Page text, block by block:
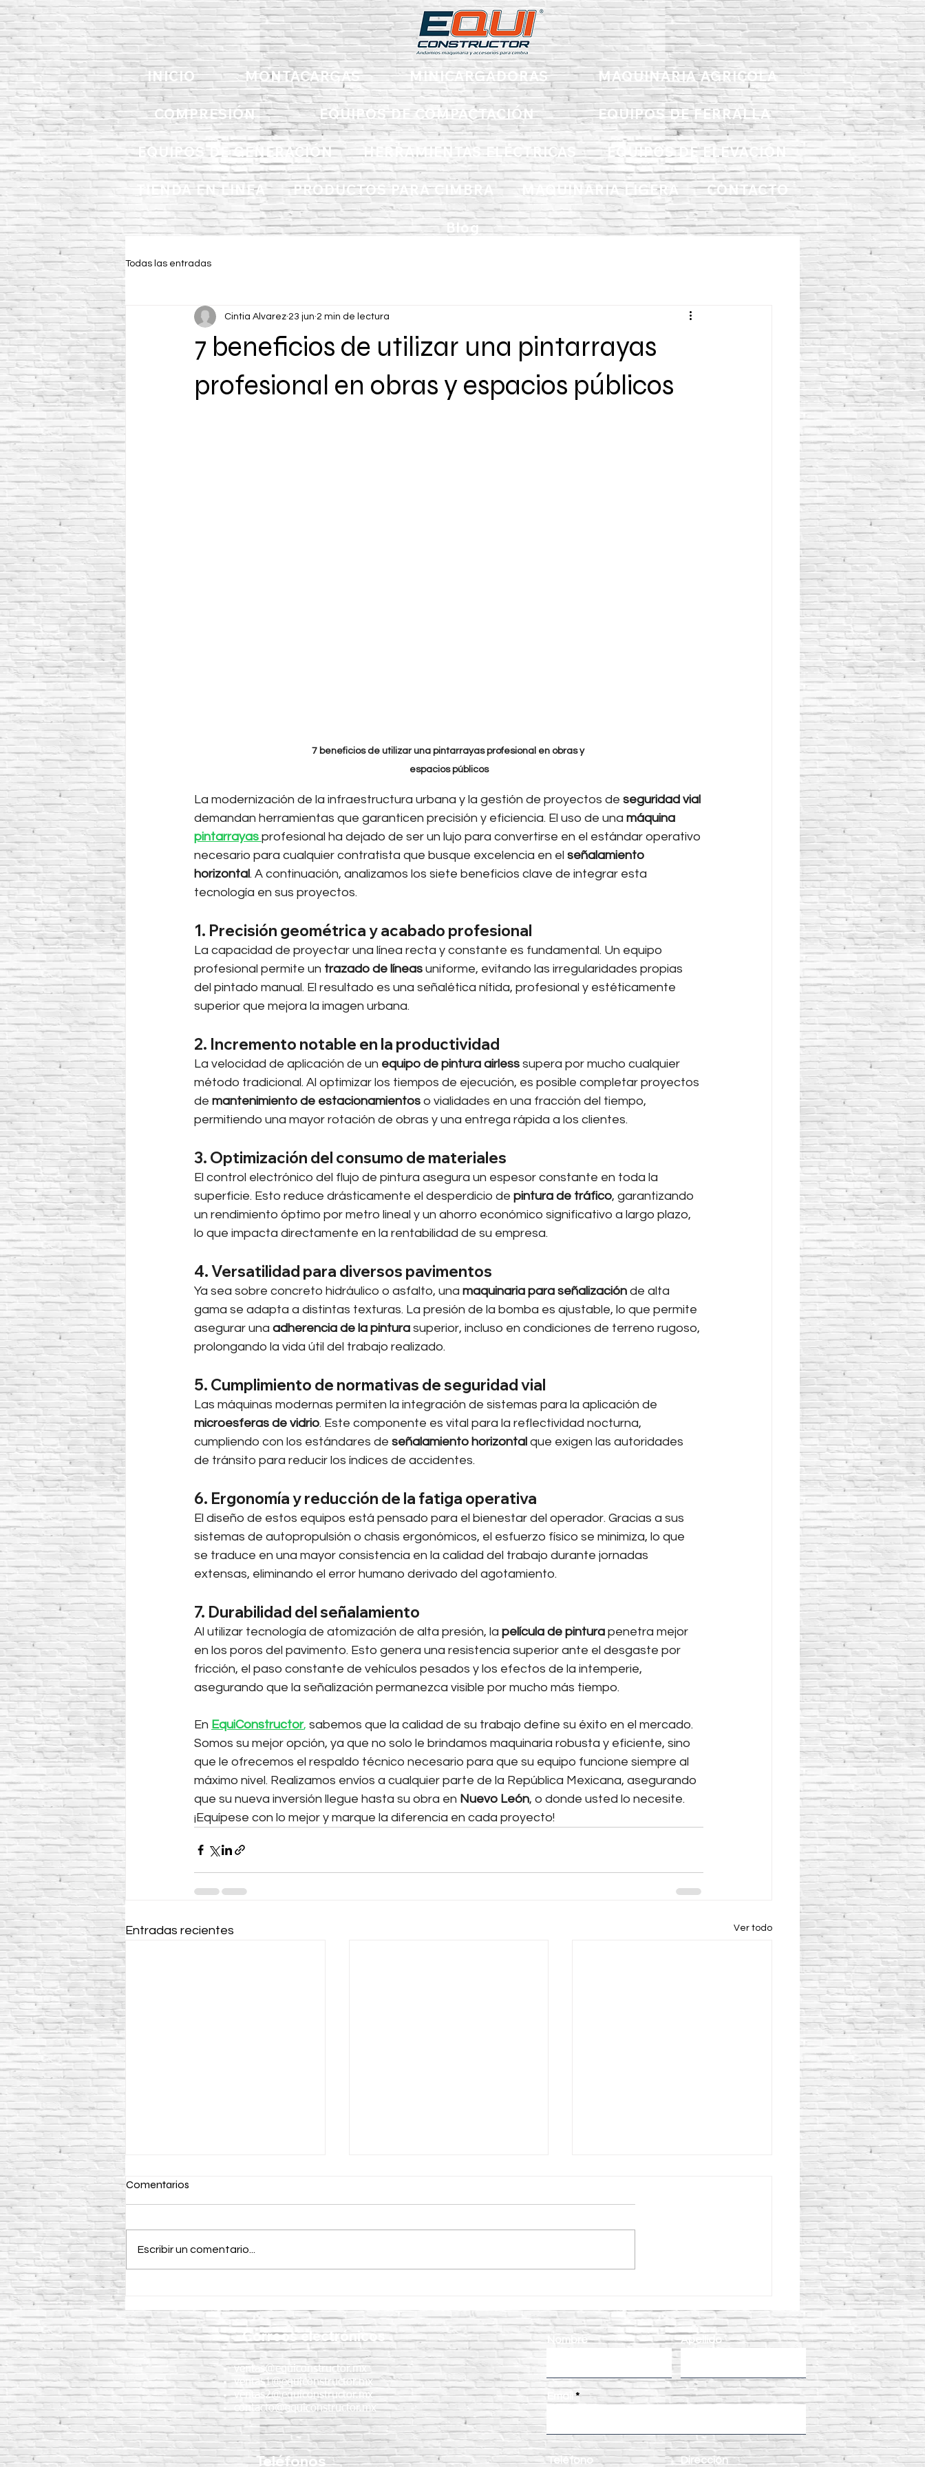
INICIO MONTACARGAS MINICARGADORAS MAQUINARIA AGRICOLA
COMPRESIÓN EQUIPOS DE COMPACTACIÓN EQUIPOS DE FERRALLA
EQUIPOS DE GENERACIÓN HERRAMIENTAS ELÉCTRICAS EQUIPOS DE ELEVACIÓN
TIENDA EN LINEA PRODUCTOS PARA CIMBRA MAQUINARIA LIGERA CONTACTO
Blog
Todas las entradas
7 beneficios de utilizar una pintarrayas
profesional en obras y espacios públicos
Cintia Alvarez 23 jun 2 min de lectura
7 beneficios de utilizar una pintarrayas profesional en obras y
espacios públicos
La modernización de la infraestructura urbana y la gestión de proyectos de seguridad vial
demandan herramientas que garanticen precisión y eficiencia. El uso de una máquina
pintarrayas profesional ha dejado de ser un lujo para convertirse en el estándar operativo
necesario para cualquier contratista que busque excelencia en el señalamiento
horizontal. A continuación, analizamos los siete beneficios clave de integrar esta
tecnología en sus proyectos.
1. Precisión geométrica y acabado profesional
La capacidad de proyectar una línea recta y constante es fundamental. Un equipo
profesional permite un trazado de líneas uniforme, evitando las irregularidades propias
del pintado manual. El resultado es una señalética nítida, profesional y estéticamente
superior que mejora la imagen urbana.
2. Incremento notable en la productividad
La velocidad de aplicación de un equipo de pintura airless supera por mucho cualquier
método tradicional. Al optimizar los tiempos de ejecución, es posible completar proyectos
de mantenimiento de estacionamientos o vialidades en una fracción del tiempo,
permitiendo una mayor rotación de obras y una entrega rápida a los clientes.
3. Optimización del consumo de materiales
El control electrónico del flujo de pintura asegura un espesor constante en toda la
superficie. Esto reduce drásticamente el desperdicio de pintura de tráfico, garantizando
un rendimiento óptimo por metro lineal y un ahorro económico significativo a largo plazo,
lo que impacta directamente en la rentabilidad de su empresa.
4. Versatilidad para diversos pavimentos
Ya sea sobre concreto hidráulico o asfalto, una maquinaria para señalización de alta
gama se adapta a distintas texturas. La presión de la bomba es ajustable, lo que permite
asegurar una adherencia de la pintura superior, incluso en condiciones de terreno rugoso,
prolongando la vida útil del trabajo realizado.
5. Cumplimiento de normativas de seguridad vial
Las máquinas modernas permiten la integración de sistemas para la aplicación de
microesferas de vidrio. Este componente es vital para la reflectividad nocturna,
cumpliendo con los estándares de señalamiento horizontal que exigen las autoridades
de tránsito para reducir los índices de accidentes.
6. Ergonomía y reducción de la fatiga operativa
El diseño de estos equipos está pensado para el bienestar del operador. Gracias a sus
sistemas de autopropulsión o chasis ergonómicos, el esfuerzo físico se minimiza, lo que
se traduce en una mayor consistencia en la calidad del trabajo durante jornadas
extensas, eliminando el error humano derivado del agotamiento.
7. Durabilidad del señalamiento
Al utilizar tecnología de atomización de alta presión, la película de pintura penetra mejor
en los poros del pavimento. Esto genera una resistencia superior ante el desgaste por
fricción, el paso constante de vehículos pesados y los efectos de la intemperie,
asegurando que la señalización permanezca visible por mucho más tiempo.
En EquiConstructor, sabemos que la calidad de su trabajo define su éxito en el mercado.
Somos su mejor opción, ya que no solo le brindamos maquinaria robusta y eficiente, sino
que le ofrecemos el respaldo técnico necesario para que su equipo funcione siempre al
máximo nivel. Realizamos envíos a cualquier parte de la República Mexicana, asegurando
que su nueva inversión llegue hasta su obra en Nuevo León, o donde usted lo necesite.
¡Equípese con lo mejor y marque la diferencia en cada proyecto!
Entradas recientes Ver todo
recomendaciones para obras
de concreto
del concreto
un concreto más resistente?
Comentarios
Escribir un comentario...
Correos electrónicos
ventas@equiconstructor.mx
ventas1@equiconstructor.mx
ventas2@equiconstructor.mx
contacto@equiconstructor.mx
Teléfonos
Nombre Apellido
Email
Teléfono Dirección